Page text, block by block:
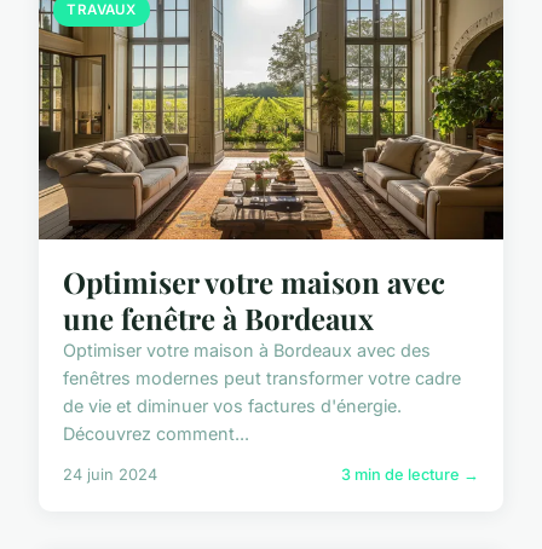
TRAVAUX
Optimiser votre maison avec
une fenêtre à Bordeaux
Optimiser votre maison à Bordeaux avec des
fenêtres modernes peut transformer votre cadre
de vie et diminuer vos factures d'énergie.
Découvrez comment...
24 juin 2024 3 min de lecture →